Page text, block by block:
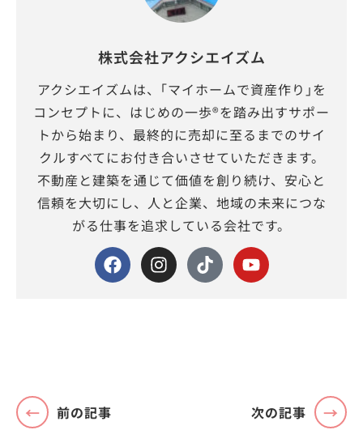
株式会社アクシエイズム
アクシエイズムは、｢マイホームで資産作り｣を
コンセプトに、はじめの一歩®を踏み出すサポー
トから始まり、最終的に売却に至るまでのサイ
クルすべてにお付き合いさせていただきます。
不動産と建築を通じて価値を創り続け、安心と
信頼を大切にし、人と企業、地域の未来につな
がる仕事を追求している会社です。
前の記事 次の記事